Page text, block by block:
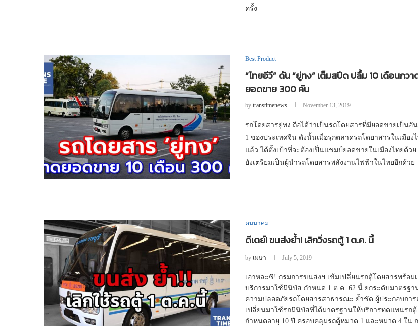
ครั้ง
Best Product
“ไทยอีวี” ดัน “ยู่ทง” เต็มสปีด ปลื้ม 10 เดือนกวา
ยอดขาย 300 คัน
by transtimenews November 13, 2019
รถโดยสารยู่ทง ถือได้ว่าเป็นรถโดยสารที่มียอดขายเป็นอั
1 ของประเทศจีน ดังนั้นเมื่อรุกตลาดรถโดยาสารในเมือง
แล้ว ได้ตั้งเป้าที่จะต้องเป็นแชมป์ยอดขายในเมืองไทยด้ว
ยังเตรียมเป็นผู้นำรถโดยสารพลังงานไฟฟ้าในไทยอีกด้วย
คมนาคม
ดีเดย์! ขนส่งย้ำ! เลิกวิ่งรถตู้ 1 ต.ค. นี้
by เมษา July 5, 2019
เอาหละซิ! กรมการขนส่งฯ เข้มเปลี่ยนรถตู้โดยสารพร้อม
บริการมาใช้มินิบัส กำหนด 1 ต.ค. 62 นี้ ยกระดับมาตรฐา
ความปลอดภัยรถโดยสารสาธารณะ ย้ำชัด ผู้ประกอบการ
เปลี่ยนมาใช้รถมินิบัสที่ได้มาตรฐานให้บริการทดแทนรถ
กำหนดอายุ 10 ปี ครอบคลุมรถตู้หมวด 1 และหมวด 4 ใน